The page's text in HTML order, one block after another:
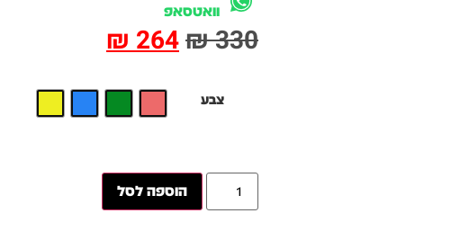
וואטסאפ
₪330
₪264
צבע
הוספה לסל